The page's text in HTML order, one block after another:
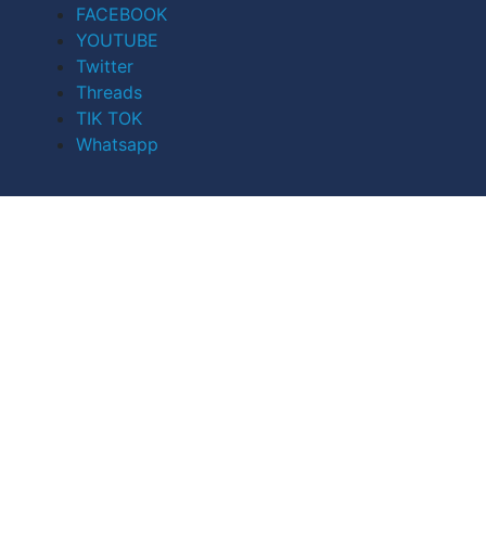
FACEBOOK
YOUTUBE
Twitter
Threads
TIK TOK
Whatsapp